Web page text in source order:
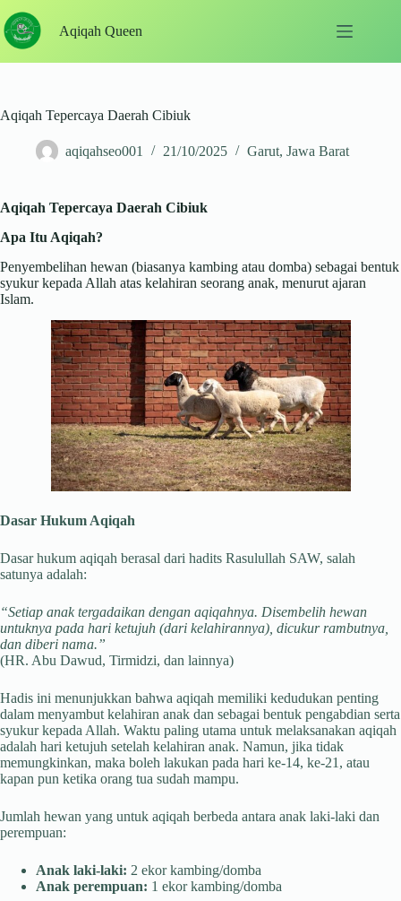
to
content
Aqiqah Queen
Aqiqah Tepercaya Daerah Cibiuk
aqiqahseo001 21/10/2025 Garut, Jawa Barat
Aqiqah Tepercaya Daerah Cibiuk
Apa Itu Aqiqah?
Penyembelihan hewan (biasanya kambing atau domba) sebagai bentuk
syukur kepada Allah atas kelahiran seorang anak, menurut ajaran
Islam.
Dasar Hukum Aqiqah
Dasar hukum aqiqah berasal dari hadits Rasulullah SAW, salah
satunya adalah:
“Setiap anak tergadaikan dengan aqiqahnya. Disembelih hewan
untuknya pada hari ketujuh (dari kelahirannya), dicukur rambutnya,
dan diberi nama.”
(HR. Abu Dawud, Tirmidzi, dan lainnya)
Hadis ini menunjukkan bahwa aqiqah memiliki kedudukan penting
dalam menyambut kelahiran anak dan sebagai bentuk pengabdian serta
syukur kepada Allah. Waktu paling utama untuk melaksanakan aqiqah
adalah hari ketujuh setelah kelahiran anak. Namun, jika tidak
memungkinkan, maka boleh lakukan pada hari ke-14, ke-21, atau
kapan pun ketika orang tua sudah mampu.
Jumlah hewan yang untuk aqiqah berbeda antara anak laki-laki dan
perempuan:
Anak laki-laki: 2 ekor kambing/domba
Anak perempuan: 1 ekor kambing/domba